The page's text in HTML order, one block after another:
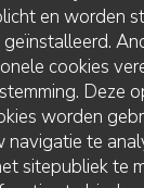
en worden
geïnstalleerd.
cookies
Deze
worden
navigatie te
sitepubliek te
Resseguier,
» résument les
: une soeur.
qu’a fait Louis à
qu’on se sent